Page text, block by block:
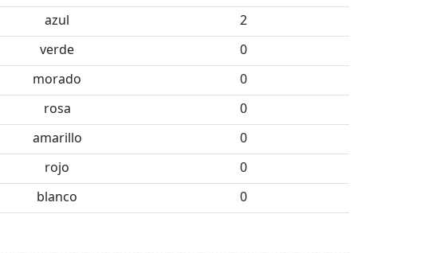
azul
2
verde
0
morado
0
rosa
0
amarillo
0
rojo
0
blanco
0